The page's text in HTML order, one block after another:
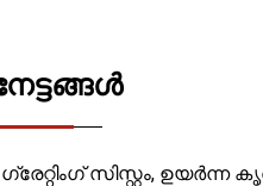
ഗ്രേറ്റിംഗ് സിസ്റ്റം,